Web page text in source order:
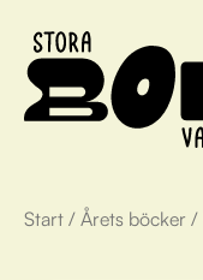
Start / Årets böcker /